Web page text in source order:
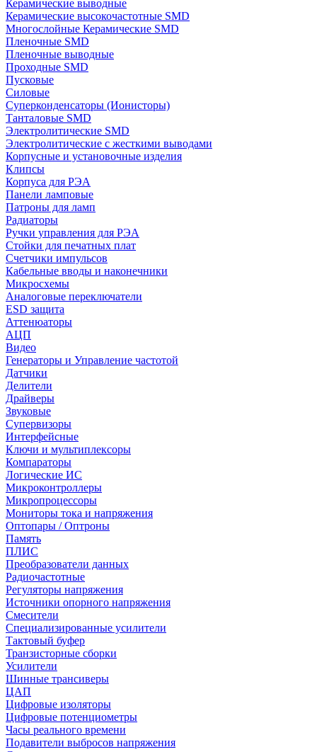
Керамические выводные
Керамические высокочастотные SMD
Многослойные Керамические SMD
Пленочные SMD
Пленочные выводные
Проходные SMD
Пусковые
Силовые
Суперконденсаторы (Ионисторы)
Танталовые SMD
Электролитические SMD
Электролитические с жесткими выводами
Корпусные и установочные изделия
Клипсы
Корпуса для РЭА
Панели ламповые
Патроны для ламп
Радиаторы
Ручки управления для РЭА
Стойки для печатных плат
Счетчики импульсов
Кабельные вводы и наконечники
Микросхемы
Аналоговые переключатели
ESD защита
Аттенюаторы
АЦП
Видео
Генераторы и Управление частотой
Датчики
Делители
Драйверы
Звуковые
Супервизоры
Интерфейсные
Ключи и мультиплексоры
Компараторы
Логические ИС
Микроконтроллеры
Микропроцессоры
Мониторы тока и напряжения
Оптопары / Оптроны
Память
ПЛИС
Преобразователи данных
Радиочастотные
Регуляторы напряжения
Источники опорного напряжения
Смесители
Специализированные усилители
Тактовый буфер
Транзисторные сборки
Усилители
Шинные трансиверы
ЦАП
Цифровые изоляторы
Цифровые потенциометры
Часы реального времени
Подавители выбросов напряжения